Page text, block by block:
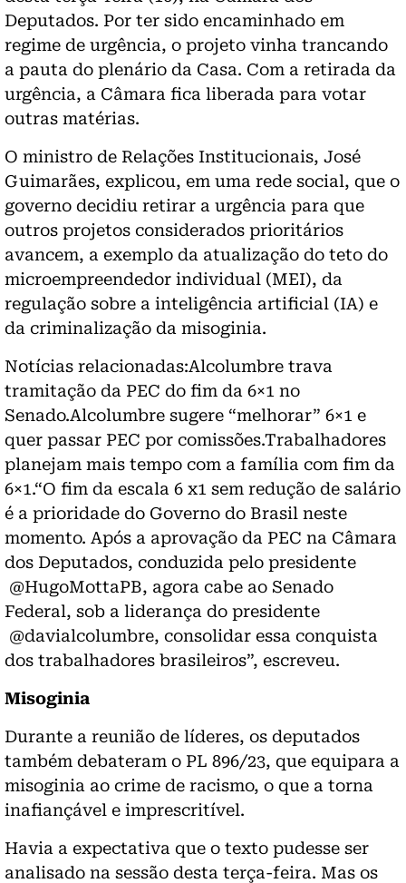
Deputados. Por ter sido encaminhado em
regime de urgência, o projeto vinha trancando
a pauta do plenário da Casa. Com a retirada da
urgência, a Câmara fica liberada para votar
outras matérias.
O ministro de Relações Institucionais, José
Guimarães, explicou, em uma rede social, que o
governo decidiu retirar a urgência para que
outros projetos considerados prioritários
avancem, a exemplo da atualização do teto do
microempreendedor individual (MEI), da
regulação sobre a inteligência artificial (IA) e
da criminalização da misoginia.
Notícias relacionadas:Alcolumbre trava
tramitação da PEC do fim da 6×1 no
Senado.Alcolumbre sugere “melhorar” 6×1 e
quer passar PEC por comissões.Trabalhadores
planejam mais tempo com a família com fim da
6×1.“O fim da escala 6 x1 sem redução de salário
é a prioridade do Governo do Brasil neste
momento. Após a aprovação da PEC na Câmara
dos Deputados, conduzida pelo presidente
@HugoMottaPB, agora cabe ao Senado
Federal, sob a liderança do presidente
@davialcolumbre, consolidar essa conquista
dos trabalhadores brasileiros”, escreveu.
Misoginia
Durante a reunião de líderes, os deputados
também debateram o PL 896/23, que equipara a
misoginia ao crime de racismo, o que a torna
inafiançável e imprescritível.
Havia a expectativa que o texto pudesse ser
analisado na sessão desta terça-feira. Mas os